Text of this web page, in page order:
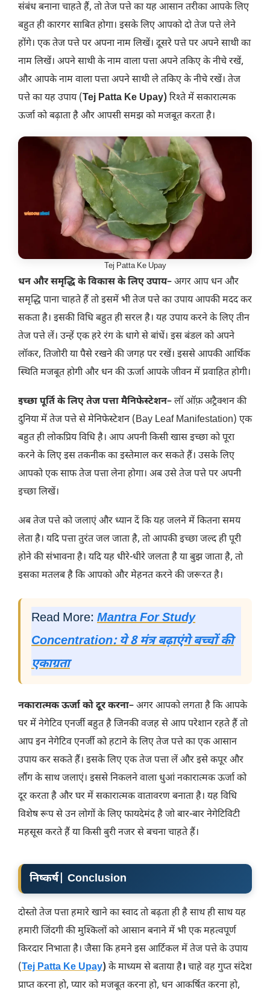
संबंध बनाना चाहते हैं, तो तेज पत्ते का यह आसान तरीका आपके लिए
बहुत ही कारगर साबित होगा। इसके लिए आपको दो तेज पत्ते लेने
होंगे। एक तेज पत्ते पर अपना नाम लिखें। दूसरे पत्ते पर अपने साथी का
नाम लिखें। अपने साथी के नाम वाला पत्ता अपने तकिए के नीचे रखें,
और आपके नाम वाला पत्ता अपने साथी ले तकिए के नीचे रखें। तेज
पत्ते का यह उपाय (Tej Patta Ke Upay) रिश्ते में सकारात्मक
ऊर्जा को बढ़ाता है और आपसी समझ को मजबूत करता है।
Tej Patta Ke Upay
धन और समृद्धि के विकास के लिए उपाय– अगर आप धन और
समृद्धि पाना चाहते हैं तो इसमें भी तेज पत्ते का उपाय आपकी मदद कर
सकता है। इसकी विधि बहुत ही सरल है। यह उपाय करने के लिए तीन
तेज पत्ते लें। उन्हें एक हरे रंग के धागे से बांधें। इस बंडल को अपने
लॉकर, तिजोरी या पैसे रखने की जगह पर रखें। इससे आपकी आर्थिक
स्थिति मजबूत होगी और धन की ऊर्जा आपके जीवन में प्रवाहित होगी।
इच्छा पूर्ति के लिए तेज पत्ता मैनिफेस्टेशन– लॉ ऑफ़ अट्रैक्शन की
दुनिया में तेज पत्ते से मेनिफेस्टेशन (Bay Leaf Manifestation) एक
बहुत ही लोकप्रिय विधि है। आप अपनी किसी खास इच्छा को पूरा
करने के लिए इस तकनीक का इस्तेमाल कर सकते हैं। उसके लिए
आपको एक साफ तेज पत्ता लेना होगा। अब उसे तेज पत्ते पर अपनी
इच्छा लिखें।
अब तेज पत्ते को जलाएं और ध्यान दें कि यह जलने में कितना समय
लेता है। यदि पत्ता तुरंत जल जाता है, तो आपकी इच्छा जल्द ही पूरी
होने की संभावना है। यदि यह धीरे-धीरे जलता है या बुझ जाता है, तो
इसका मतलब है कि आपको और मेहनत करने की जरूरत है।
Read More: Mantra For Study
Concentration: ये 8 मंत्र बढ़ाएंगे बच्चों की
एकाग्रता
नकारात्मक ऊर्जा को दूर करना– अगर आपको लगता है कि आपके
घर में नेगेटिव एनर्जी बहुत है जिनकी वजह से आप परेशान रहते हैं तो
आप इन नेगेटिव एनर्जी को हटाने के लिए तेज पत्ते का एक आसान
उपाय कर सकते हैं। इसके लिए एक तेज पत्ता लें और इसे कपूर और
लौंग के साथ जलाएं। इससे निकलने वाला धुआं नकारात्मक ऊर्जा को
दूर करता है और घर में सकारात्मक वातावरण बनाता है। यह विधि
विशेष रूप से उन लोगों के लिए फायदेमंद है जो बार-बार नेगेटिविटी
महसूस करते हैं या किसी बुरी नजर से बचना चाहते हैं।
निष्कर्ष| Conclusion
दोस्तो तेज पत्ता हमारे खाने का स्वाद तो बढ़ता ही है साथ ही साथ यह
हमारी जिंदगी की मुश्किलों को आसान बनाने में भी एक महत्वपूर्ण
किरदार निभाता है। जैसा कि हमने इस आर्टिकल में तेज पत्ते के उपाय
(Tej Patta Ke Upay) के माध्यम से बताया है। चाहे वह गुप्त संदेश
प्राप्त करना हो, प्यार को मजबूत करना हो, धन आकर्षित करना हो,